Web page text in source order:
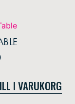
I VARUKORG